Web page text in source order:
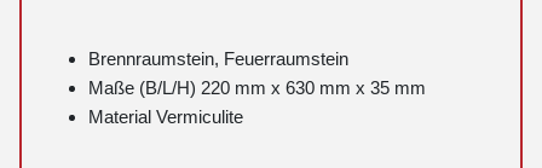
Brennraumstein, Feuerraumstein
Maße (B/L/H) 220 mm x 630 mm x 35 mm
Material Vermiculite